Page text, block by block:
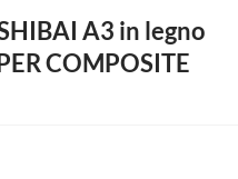
A3 in legno
COMPOSITE